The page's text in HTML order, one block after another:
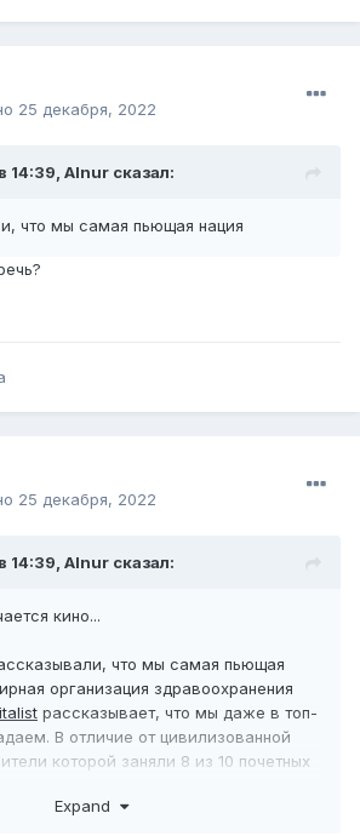
25 декабря, 2022
14:39, Alnur сказал:
что мы самая пьющая нация
25 декабря, 2022
14:39, Alnur сказал:
кино...
что мы самая пьющая
организация здравоохранения
рассказывает, что мы даже в топ-
В отличие от цивилизованной
которой заняли 8 из 10 почетных
Expand